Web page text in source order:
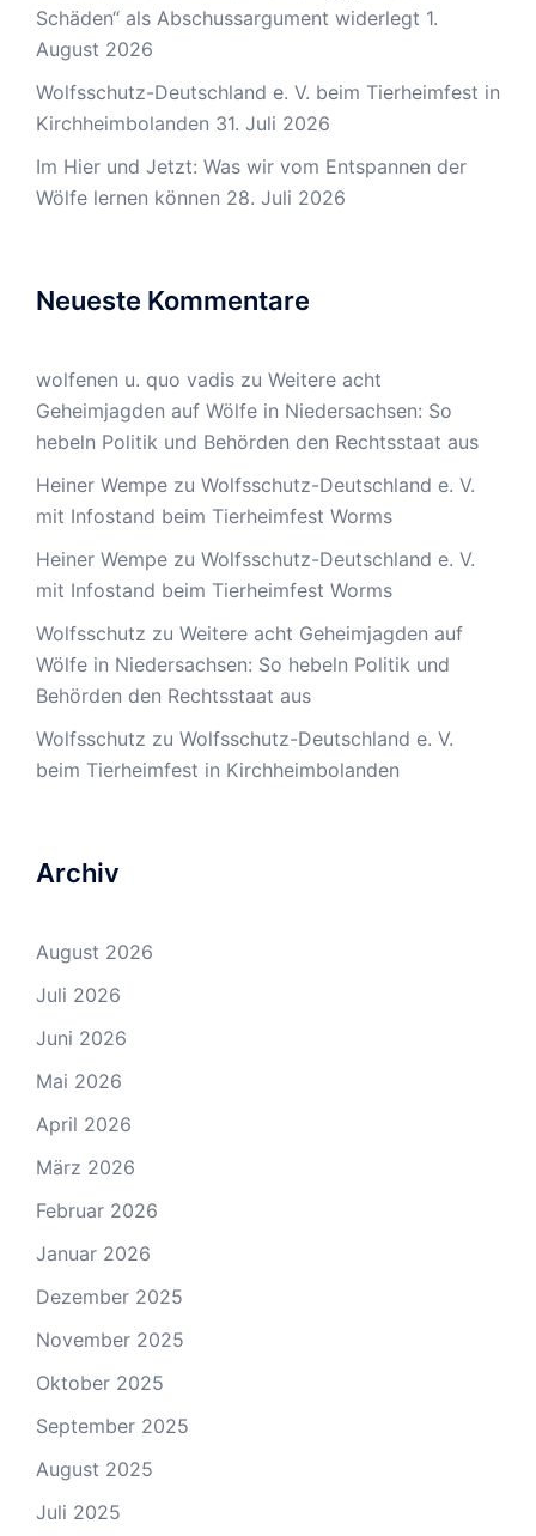
Schäden“ als Abschussargument widerlegt 1.
August 2026
Wolfsschutz-Deutschland e. V. beim Tierheimfest in
Kirchheimbolanden 31. Juli 2026
Im Hier und Jetzt: Was wir vom Entspannen der
Wölfe lernen können 28. Juli 2026
Neueste Kommentare
wolfenen u. quo vadis zu Weitere acht
Geheimjagden auf Wölfe in Niedersachsen: So
hebeln Politik und Behörden den Rechtsstaat aus
Heiner Wempe zu Wolfsschutz-Deutschland e. V.
mit Infostand beim Tierheimfest Worms
Heiner Wempe zu Wolfsschutz-Deutschland e. V.
mit Infostand beim Tierheimfest Worms
Wolfsschutz zu Weitere acht Geheimjagden auf
Wölfe in Niedersachsen: So hebeln Politik und
Behörden den Rechtsstaat aus
Wolfsschutz zu Wolfsschutz-Deutschland e. V.
beim Tierheimfest in Kirchheimbolanden
Archiv
August 2026
Juli 2026
Juni 2026
Mai 2026
April 2026
März 2026
Februar 2026
Januar 2026
Dezember 2025
November 2025
Oktober 2025
September 2025
August 2025
Juli 2025